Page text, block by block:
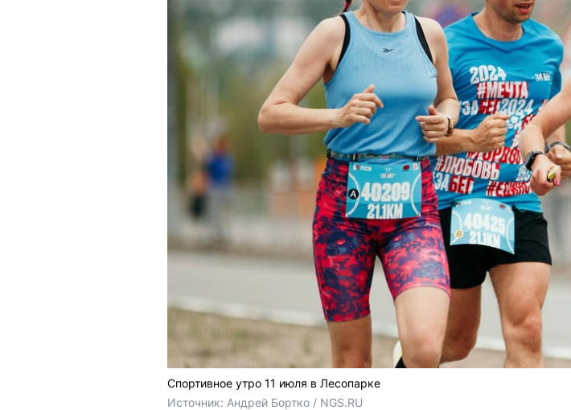
Спортивное утро 11 июля в Лесопарке
Источник: Андрей Бортко / NGS.RU